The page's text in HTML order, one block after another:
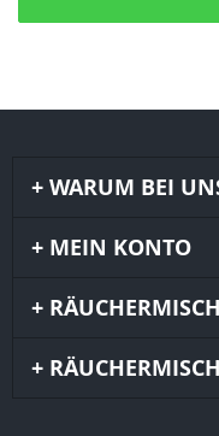
WARUM BEI
MEIN KONTO